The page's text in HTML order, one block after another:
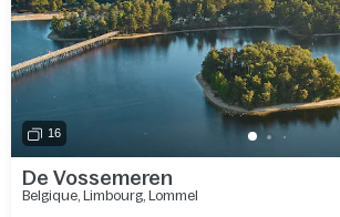
16
De Vossemeren
Belgique Limbourg Lommel